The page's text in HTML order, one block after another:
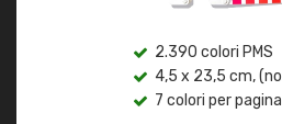
2.390 colori PMS
4,5 x 23,5 cm,
7 colori per pagina